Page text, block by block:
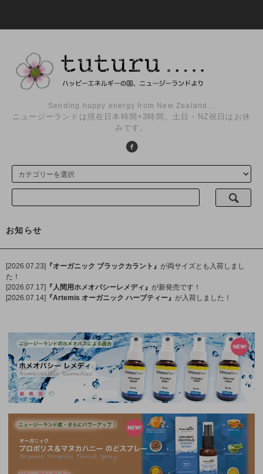
Sending happy energy from New Zealand...
ニュージーランドは現在日本時間+3時間、土日・NZ祝日はお休
みです。
お知らせ
[2026.07.23] 『オーガニック ブラックカラント』 が両サイズとも入荷しまし
た！
[2026.07.17] 『人間用ホメオパシーレメディ』 が新発売です！
[2026.07.14] 『Artemis オーガニック ハーブティー』 が入荷しました！